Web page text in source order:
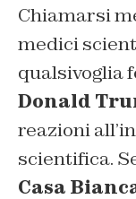
Chiamarsi
medici
qualsivoglia
Donald
reazioni
scientifica.
Casa